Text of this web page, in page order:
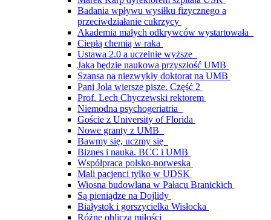
Badania wpływu wysiłku fizycznego a
przeciwdziałanie cukrzycy
Akademia małych odkrywców wystartowała
Ciepłą chemią w raka
Ustawa 2.0 a uczelnie wyższe
Jaka będzie naukowa przyszłość UMB
Szansa na niezwykły doktorat na UMB
Pani Jola wiersze pisze. Część 2
Prof. Lech Chyczewski rektorem
Niemodna psychogeriatria
Goście z University of Florida
Nowe granty z UMB
Bawmy się, uczmy się
Biznes i nauka. BCC i UMB
Współpraca polsko-norweska
Mali pacjenci tylko w UDSK
Wiosna budowlana w Pałacu Branickich
Są pieniądze na Dojlidy
Białystok i gorszycielka Wisłocka
Różne oblicza miłości